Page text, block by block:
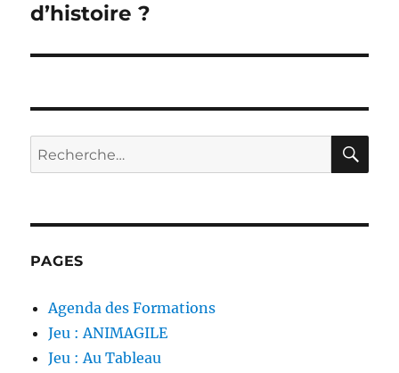
suivante :
d’histoire ?
Recherche
pour :
PAGES
Agenda des Formations
Jeu : ANIMAGILE
Jeu : Au Tableau